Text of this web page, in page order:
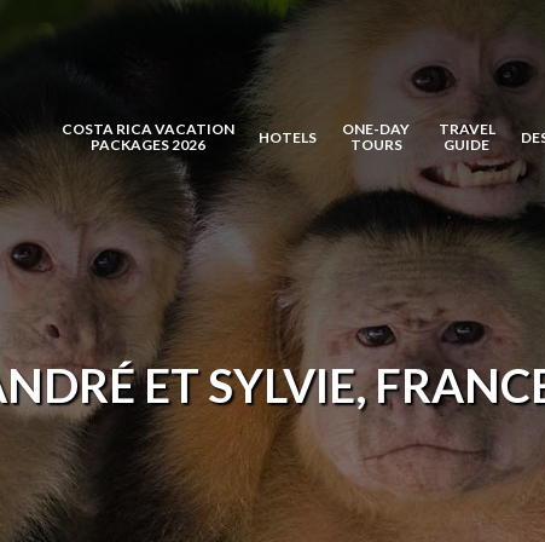
COSTA RICA VACATION
PACKAGES 2026
HOTELS
ONE-DAY
TOURS
TRAVEL
GUIDE
ET SYLVIE,